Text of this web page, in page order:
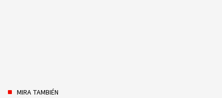
MIRA TAMBIÉN